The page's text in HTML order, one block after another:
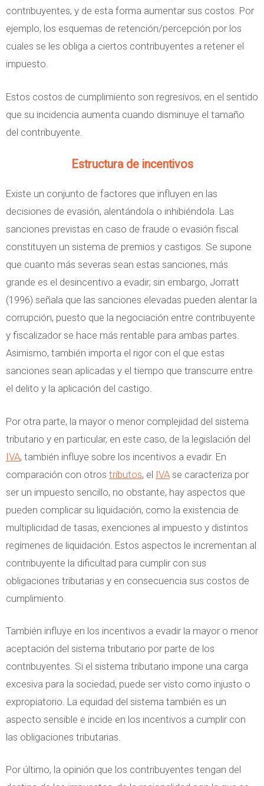
contribuyentes, y de esta forma aumentar sus costos. Por
ejemplo, los esquemas de retención/percepción por los
cuales se les obliga a ciertos contribuyentes a retener el
impuesto.
Estos costos de cumplimiento son regresivos, en el sentido
que su incidencia aumenta cuando disminuye el tamaño
del contribuyente.
Estructura de incentivos
Existe un conjunto de factores que influyen en las
decisiones de evasión, alentándola o inhibiéndola. Las
sanciones previstas en caso de fraude o evasión fiscal
constituyen un sistema de premios y castigos. Se supone
que cuanto más severas sean estas sanciones, más
grande es el desincentivo a evadir; sin embargo, Jorratt
(1996) señala que las sanciones elevadas pueden alentar la
corrupción, puesto que la negociación entre contribuyente
y fiscalizador se hace más rentable para ambas partes.
Asimismo, también importa el rigor con el que estas
sanciones sean aplicadas y el tiempo que transcurre entre
el delito y la aplicación del castigo.
Por otra parte, la mayor o menor complejidad del sistema
tributario y en particular, en este caso, de la legislación del
IVA, también influye sobre los incentivos a evadir. En
comparación con otros tributos, el IVA se caracteriza por
ser un impuesto sencillo, no obstante, hay aspectos que
pueden complicar su liquidación, como la existencia de
multiplicidad de tasas, exenciones al impuesto y distintos
regímenes de liquidación. Estos aspectos le incrementan al
contribuyente la dificultad para cumplir con sus
obligaciones tributarias y en consecuencia sus costos de
cumplimiento.
También influye en los incentivos a evadir la mayor o menor
aceptación del sistema tributario por parte de los
contribuyentes. Si el sistema tributario impone una carga
excesiva para la sociedad, puede ser visto como injusto o
expropiatorio. La equidad del sistema también es un
aspecto sensible e incide en los incentivos a cumplir con
las obligaciones tributarias.
Por último, la opinión que los contribuyentes tengan del